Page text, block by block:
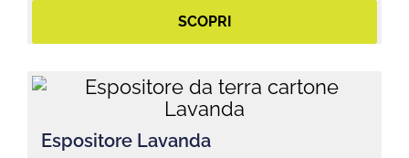
SCOPRI
Espositore Lavanda